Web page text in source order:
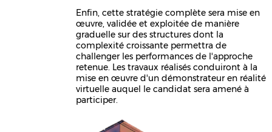
Enﬁn, cette stratégie complète sera mise en
œuvre, validée et exploitée de manière
graduelle sur des structures dont la
complexité croissante permettra de
challenger les performances de l'approche
retenue. Les travaux réalisés conduiront à la
mise en œuvre d'un démonstrateur en réalité
virtuelle auquel le candidat sera amené à
participer.